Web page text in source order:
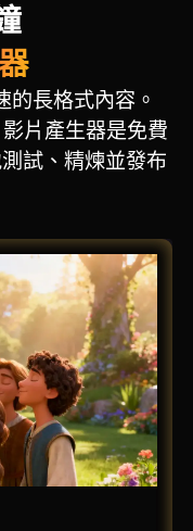
的長格式內容。
片產生器是免費
試、精煉並發布